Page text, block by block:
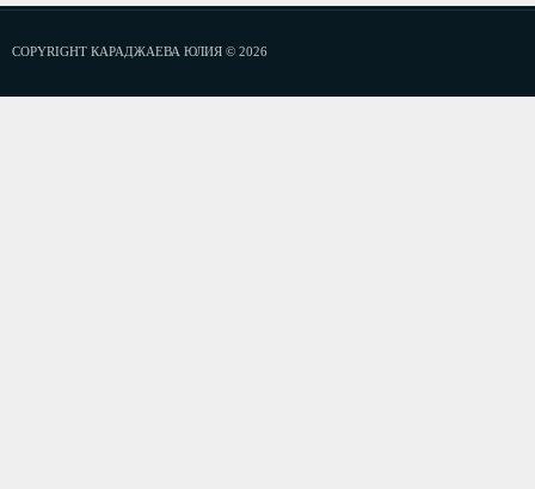
COPYRIGHT КАРАДЖАЕВА ЮЛИЯ © 2026